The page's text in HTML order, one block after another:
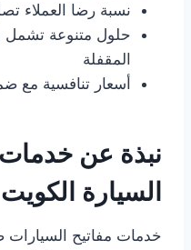
نسبة رضا العملاء تصل
حلول متنوعة تشمل
المقفلة
أسعار تنافسية مع
نبذة عن
السيارة الكويت
خدمات مفاتيح